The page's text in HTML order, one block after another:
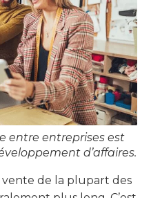
entre entreprises est
d’affaires.
vente de la plupart des